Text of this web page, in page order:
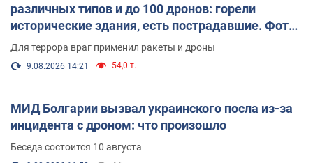
различных типов и до 100 дронов: горели
исторические здания, есть пострадавшие. Фото
и видео
Для террора враг применил ракеты и дроны
9.08.2026 14:21 54,0 т.
МИД Болгарии вызвал украинского посла из-за
инцидента с дроном: что произошло
Беседа состоится 10 августа